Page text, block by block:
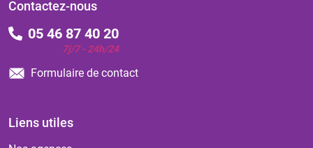
Contactez-nous
05 46 87 40 20
7j/7 - 24h/24
Formulaire de contact
Liens utiles